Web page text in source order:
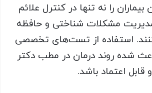
را نه تنها در کنترل علائم
مدیریت مشکلات شناختی و حافظه
استفاده از تست‌های تخصصی
شده روند درمان در مطب دکتر
اعتماد باشد.